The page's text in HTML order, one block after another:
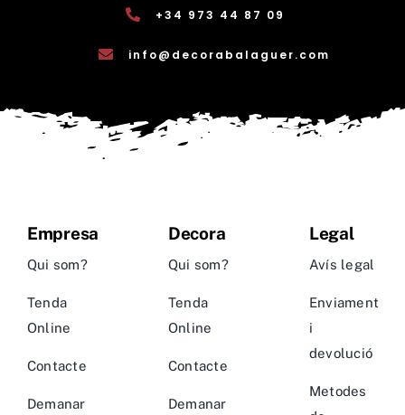
+34 973 44 87 09
info@decorabalaguer.com
Empresa
Qui som?
Tenda
Online
Contacte
Demanar
Decora
Qui som?
Tenda
Online
Contacte
Demanar
Legal
Avís legal
Enviament
i
devolució
Metodes